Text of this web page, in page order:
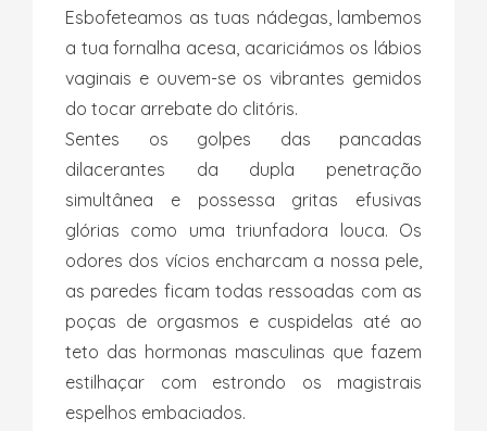
Esbofeteamos as tuas nádegas, lambemos
a tua fornalha acesa, acariciámos os lábios
vaginais e ouvem-se os vibrantes gemidos
do tocar arrebate do clitóris.
Sentes os golpes das pancadas
dilacerantes da dupla penetração
simultânea e possessa gritas efusivas
glórias como uma triunfadora louca. Os
odores dos vícios encharcam a nossa pele,
as paredes ficam todas ressoadas com as
poças de orgasmos e cuspidelas até ao
teto das hormonas masculinas que fazem
estilhaçar com estrondo os magistrais
espelhos embaciados.